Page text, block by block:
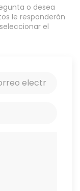
o desea
le responderán
el